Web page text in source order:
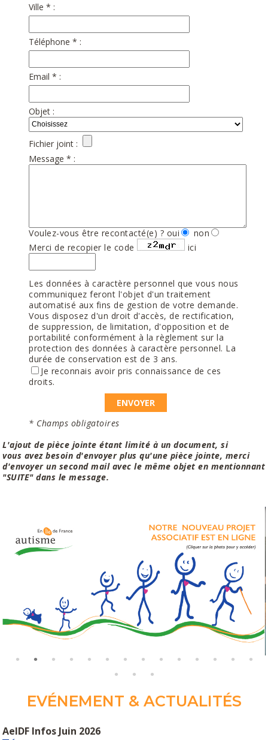
Ville * :
Téléphone * :
Email * :
Objet :
Fichier joint :
Message * :
Voulez-vous être recontacté(e) ? oui
non
Merci de recopier le code
ici
Les données à caractère personnel que vous nous
communiquez feront l'objet d'un traitement
automatisé aux fins de gestion de votre demande.
Vous disposez d'un droit d'accès, de rectification,
de suppression, de limitation, d'opposition et de
portabilité conformément à la règlement sur la
protection des données à caractère personnel. La
durée de conservation est de 3 ans.
Je reconnais avoir pris connaissance de ces
droits.
* Champs obligatoires
L'ajout de pièce jointe étant limité à un document, si
vous avez besoin d'envoyer plus qu'une pièce jointe, merci
d'envoyer un second mail avec le même objet en mentionnant
"SUITE" dans le message.
EVÉNEMENT & ACTUALITÉS
AeIDF Infos Juin 2026